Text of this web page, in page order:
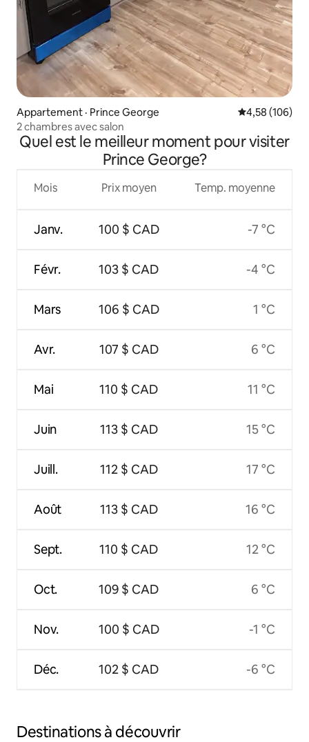
Appartement · Prince George Note
4,58 (106)
2 chambres avec salon
Quel est le meilleur moment pour visiter
Prince George?
Mois
Janv.
Févr.
Mars
Avr.
Mai
Juin
Juill.
Août
Sept.
Oct.
Nov.
Déc.
Prix moyen
100 $ CAD
103 $ CAD
106 $ CAD
107 $ CAD
110 $ CAD
113 $ CAD
112 $ CAD
113 $ CAD
110 $ CAD
109 $ CAD
100 $ CAD
102 $ CAD
Temp. moyenne
-7 °C
-4 °C
1 °C
6 °C
11 °C
15 °C
17 °C
16 °C
12 °C
6 °C
-1 °C
-6 °C
Destinations à découvrir